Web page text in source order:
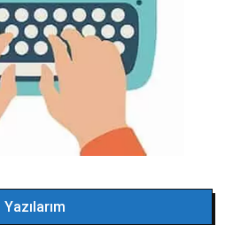
Yazılarım